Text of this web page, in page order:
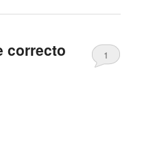
correcto 1